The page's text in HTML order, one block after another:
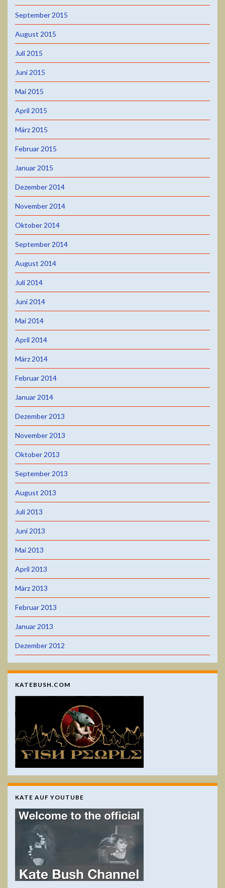
September 2015
August 2015
Juli 2015
Juni 2015
Mai 2015
April 2015
März 2015
Februar 2015
Januar 2015
Dezember 2014
November 2014
Oktober 2014
September 2014
August 2014
Juli 2014
Juni 2014
Mai 2014
April 2014
März 2014
Februar 2014
Januar 2014
Dezember 2013
November 2013
Oktober 2013
September 2013
August 2013
Juli 2013
Juni 2013
Mai 2013
April 2013
März 2013
Februar 2013
Januar 2013
Dezember 2012
KATEBUSH.COM
KATE AUF YOUTUBE